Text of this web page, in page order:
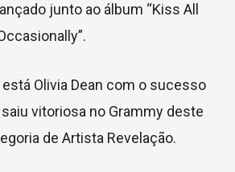
junto ao álbum “Kiss All
Olivia Dean com o sucesso
saiu vitoriosa no Grammy deste
de Artista Revelação.